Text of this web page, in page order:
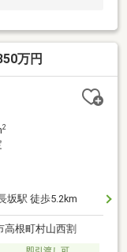
万円
2
坂駅 徒歩5.2km
高根町村山西割